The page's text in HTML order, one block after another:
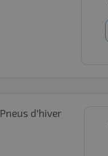
Pneus d'hiver